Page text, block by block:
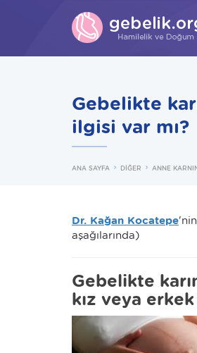
Gebelikte
ilgisi var mı?
ANA SAYFA DİĞER ANNE
Dr. Kağan Kocatepe
aşağılarında)
Gebelikte
kız veya